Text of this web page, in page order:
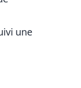
une